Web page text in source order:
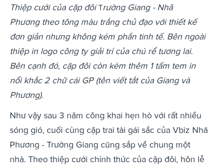
Thiệp cưới của cặp đôiTrường Giang - Nhã
Phương theo tông màu trắng chủ đạo với thiết kế
đơn giản nhưng không kém phần tinh tế. Bên ngoài
thiệp in logo công ty giải trí của chú rể tương lai.
Bên cạnh đó, cặp đôi còn kèm thêm 1 tấm tem in
nổi khắc 2 chữ cái GP (tên viết tắt của Giang và
Phương).
Như vậy sau 3 năm công khai hẹn hò với rất nhiều
sóng gió, cuối cùng cặp trai tài gái sắc của Vbiz Nhã
Phương - Trường Giang cũng sắp về chung một
nhà. Theo thiệp cưới chính thức của cặp đôi, hôn lễ